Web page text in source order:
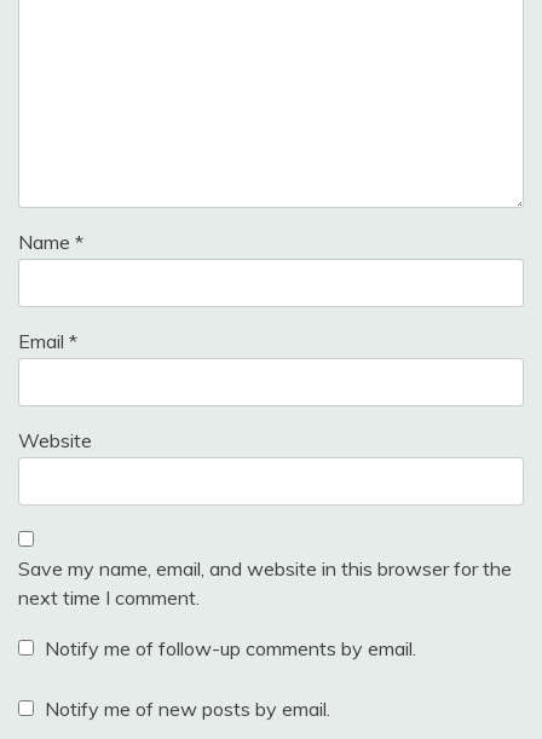
Name *
Email *
Website
Save my name, email, and website in this browser for the
next time I comment.
Notify me of follow-up comments by email.
Notify me of new posts by email.